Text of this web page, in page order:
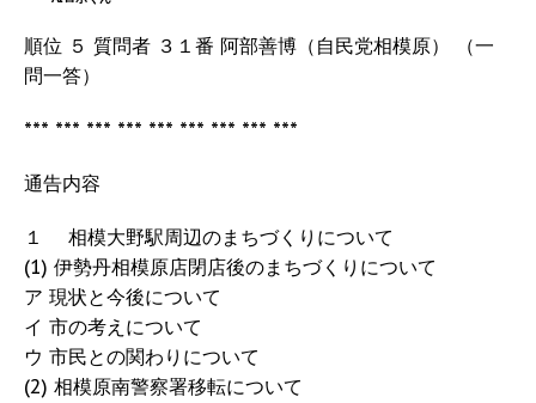
順位 ５ 質問者 ３１番 阿部善博（自民党相模原） （一
問一答）
*** *** *** *** *** *** *** *** ***
通告内容
１ 相模大野駅周辺のまちづくりについて
(1) 伊勢丹相模原店閉店後のまちづくりについて
ア 現状と今後について
イ 市の考えについて
ウ 市民との関わりについて
(2) 相模原南警察署移転について